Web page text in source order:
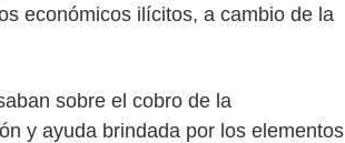
económicos ilícitos, a cambio de la
sobre el cobro de la
y ayuda brindada por los elementos